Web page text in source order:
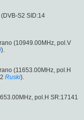
S2 SID:14
(10949.00MHz, pol.V
).
(11653.00MHz, pol.H
Ruski).
pol.H SR:17141